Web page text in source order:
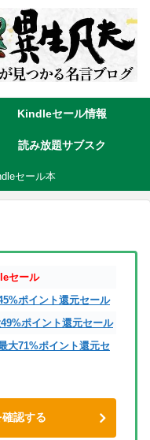
Kindleセール情報
読み放題サブスク
セール本
セール
ポイント還元セール
ポイント還元セール
大71%ポイント還元セ
認する